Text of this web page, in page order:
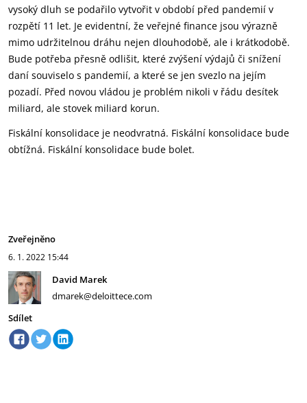
vysoký dluh se podařilo vytvořit v období před pandemií v
rozpětí 11 let. Je evidentní, že veřejné finance jsou výrazně
mimo udržitelnou dráhu nejen dlouhodobě, ale i krátkodobě.
Bude potřeba přesně odlišit, které zvýšení výdajů či snížení
daní souviselo s pandemií, a které se jen svezlo na jejím
pozadí. Před novou vládou je problém nikoli v řádu desítek
miliard, ale stovek miliard korun.
Fiskální konsolidace je neodvratná. Fiskální konsolidace bude
obtížná. Fiskální konsolidace bude bolet.
Zveřejněno
6. 1. 2022 15:44
David Marek
dmarek@deloittece.com
Sdílet